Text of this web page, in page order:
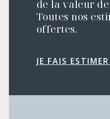
de la valeur
Toutes nos
offertes.
JE FAIS